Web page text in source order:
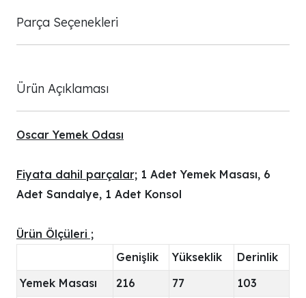
Parça Seçenekleri
Ürün Açıklaması
Oscar Yemek Odası
Fiyata dahil parçalar; 1 Adet Yemek Masası, 6
Adet Sandalye, 1 Adet Konsol
Ürün Ölçüleri ;
Genişlik
Yükseklik
Derinlik
Yemek Masası
216 77
103